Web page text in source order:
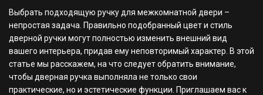
Выбрать подходящую ручку для межкомнатной двери –
непростая задача. Правильно подобранный цвет и стиль
дверной ручки могут полностью изменить внешний вид
вашего интерьера, придав ему неповторимый характер. В этой
статье мы расскажем, на что следует обратить внимание,
чтобы дверная ручка выполняла не только свои
практические, но и эстетические функции. Приглашаем вас к